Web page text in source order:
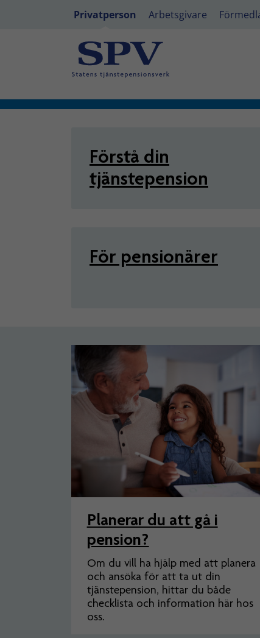
Privatperson Arbetsgivare
Privatperson -
Förstå din
tjänstepension
För pensionärer
Artiklar
Planerar du att gå i
pension?
Om du vill ha hjälp med att planera
och ansöka för att ta ut din
tjänstepension, hittar du både
checklista och information här hos
oss.